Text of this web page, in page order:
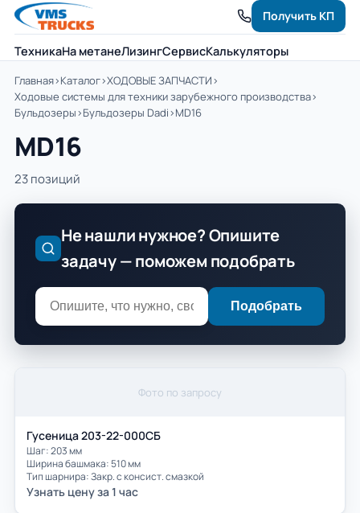
ТехникаНа метанеЛизингСервисКалькуляторы
Получить КП
Главная›Каталог›ХОДОВЫЕ ЗАПЧАСТИ›
Ходовые системы для техники зарубежного производства›
Бульдозеры›Бульдозеры Dadi›MD16
MD16
23 позиций
Не нашли нужное? Опишите
задачу — поможем подобрать
Подобрать
Фото по запросу
Гусеница 203-22-000СБ
Шаг: 203 мм
Ширина башмака: 510 мм
Тип шарнира: Закр. с консист. смазкой
Узнать цену за 1 час